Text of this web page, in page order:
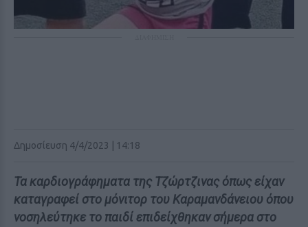
Δημοσίευση 4/4/2023 | 14:18
Τα καρδιογράφηματα της Τζώρτζινας όπως είχαν
καταγραφεί στο μόνιτορ του Καραμανδάνειου όπου
νοσηλεύτηκε το παιδί επιδείχθηκαν σήμερα στο